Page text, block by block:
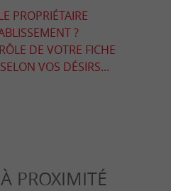
PROPRIÉTAIRE
?
DE VOTRE FICHE
VOS DÉSIRS...
À PROXIMITÉ